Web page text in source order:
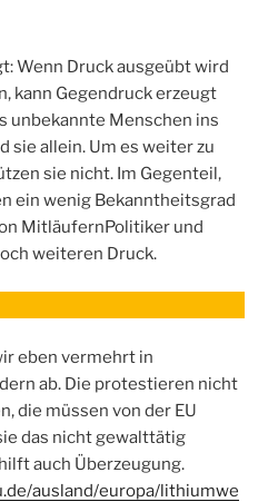
Wenn Druck ausgeübt wird
kann Gegendruck erzeugt
unbekannte Menschen ins
sie allein. Um es weiter zu
sie nicht. Im Gegenteil,
ein wenig Bekanntheitsgrad
MitläufernPolitiker und
weiteren Druck.
eben vermehrt in
ab. Die protestieren nicht
die müssen von der EU
das nicht gewalttätig
auch Überzeugung.
ausland/europa/lithiumwe